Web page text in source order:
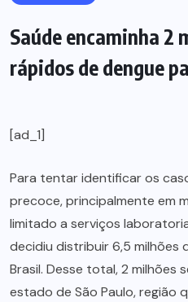
Saúde encaminha 2
rápidos de dengue
[ad_1]
Para tentar identificar os
precoce, principalmente em
limitado a serviços
decidiu distribuir 6,5
Brasil. Desse total, 2 milhões
estado de São Paulo, região